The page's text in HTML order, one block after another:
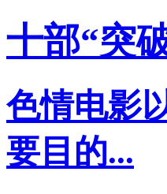
十部“突
色情电影
要目的...